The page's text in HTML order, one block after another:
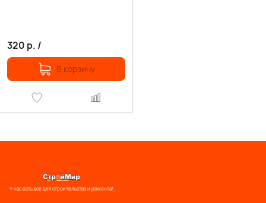
320 р. /
В корзину
У нас есть все для строительства и ремонта!